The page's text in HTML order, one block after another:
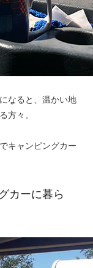
なると、温かい地
方々。
キャンピングカー
カーに暮ら